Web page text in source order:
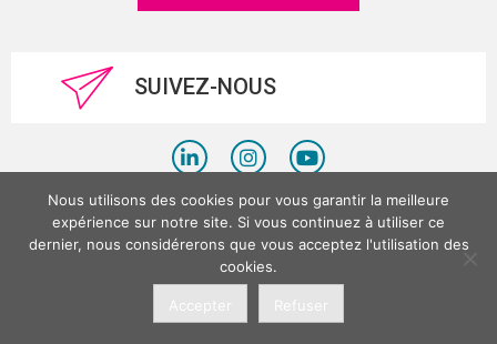
SUIVEZ-NOUS
Politique de confidentialité
Mentions légales
Nous utilisons des cookies pour vous garantir la meilleure
expérience sur notre site. Si vous continuez à utiliser ce
dernier, nous considérerons que vous acceptez l'utilisation des
cookies.
Accepter Refuser